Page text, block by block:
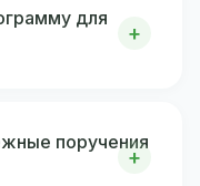
для
поручения